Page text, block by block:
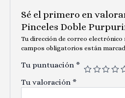
Sé el primero en
Pinceles Doble
Tu dirección de correo electrónico
campos obligatorios están
Tu puntuación *
Tu valoración *